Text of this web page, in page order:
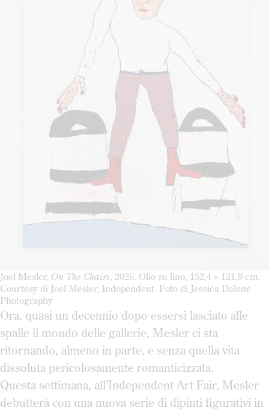
Joel Mesler, On The Chairs, 2026. Olio su lino, 152,4 × 121,9 cm.
Courtesy di Joel Mesler; Independent. Foto di Jessica Dalene
Photography
Ora, quasi un decennio dopo essersi lasciato alle
spalle il mondo delle gallerie, Mesler ci sta
ritornando, almeno in parte, e senza quella vita
dissoluta pericolosamente romanticizzata.
Questa settimana, all’Independent Art Fair, Mesler
debutterà con una nuova serie di dipinti figurativi in